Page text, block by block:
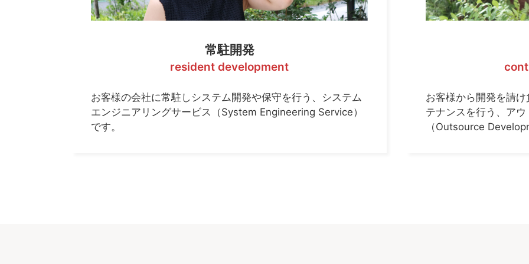
常駐開発
resident development
お客様の会社に常駐しシステム開発や保守を行う、システム
エンジニアリングサービス（System Engineering Service）
です。
お客様から開発を請
テナンスを行う、ア
（Outsource